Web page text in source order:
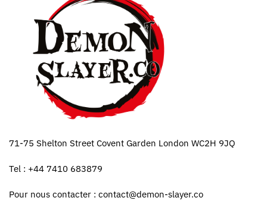
71-75 Shelton Street Covent Garden London WC2H 9JQ
Tel : +44 7410 683879
Pour nous contacter : contact@demon-slayer.co